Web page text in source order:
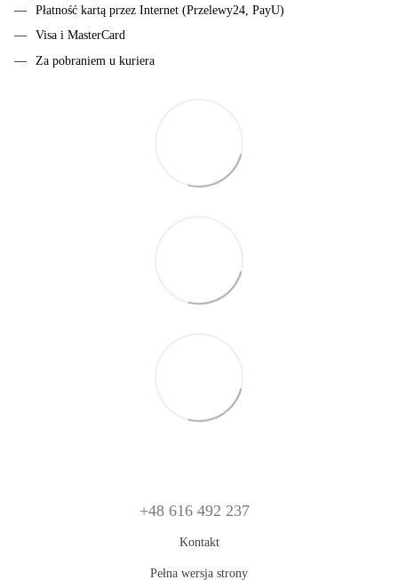
Płatność kartą przez Internet (Przelewy24, PayU)
Visa i MasterCard
Za pobraniem u kuriera
+48 616 492 237
Kontakt
Pełna wersja strony